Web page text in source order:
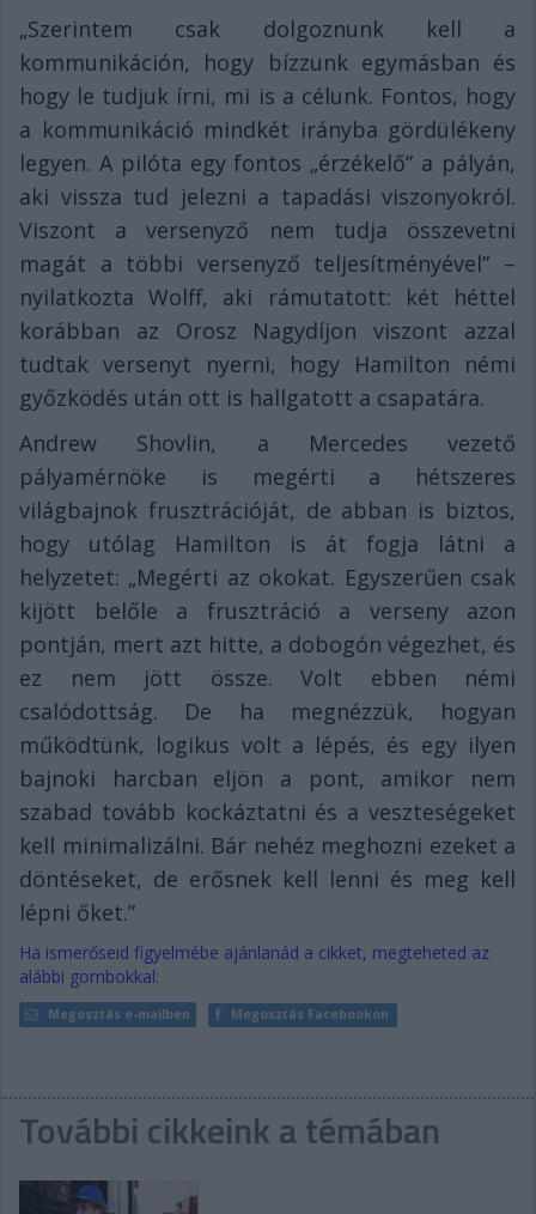
„Szerintem csak dolgoznunk kell a
kommunikáción, hogy bízzunk egymásban és
hogy le tudjuk írni, mi is a célunk. Fontos, hogy
a kommunikáció mindkét irányba gördülékeny
legyen. A pilóta egy fontos „érzékelő” a pályán,
aki vissza tud jelezni a tapadási viszonyokról.
Viszont a versenyző nem tudja összevetni
magát a többi versenyző teljesítményével” –
nyilatkozta Wolff, aki rámutatott: két héttel
korábban az Orosz Nagydíjon viszont azzal
tudtak versenyt nyerni, hogy Hamilton némi
győzködés után ott is hallgatott a csapatára.
Andrew Shovlin, a Mercedes vezető
pályamérnöke is megérti a hétszeres
világbajnok frusztrációját, de abban is biztos,
hogy utólag Hamilton is át fogja látni a
helyzetet: „Megérti az okokat. Egyszerűen csak
kijött belőle a frusztráció a verseny azon
pontján, mert azt hitte, a dobogón végezhet, és
ez nem jött össze. Volt ebben némi
csalódottság. De ha megnézzük, hogyan
működtünk, logikus volt a lépés, és egy ilyen
bajnoki harcban eljön a pont, amikor nem
szabad tovább kockáztatni és a veszteségeket
kell minimalizálni. Bár nehéz meghozni ezeket a
döntéseket, de erősnek kell lenni és meg kell
lépni őket.”
Ha ismerőseid figyelmébe ajánlanád a cikket, megteheted az
alábbi gombokkal:
Megosztás e-mailben Megosztás Facebookon
További cikkeink a témában